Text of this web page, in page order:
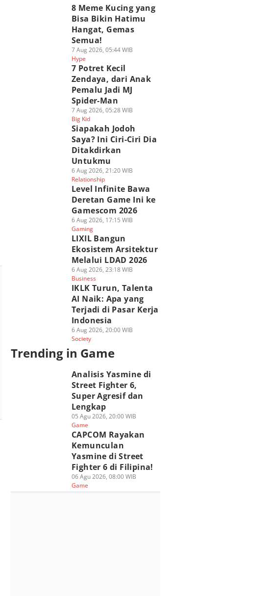
8 Meme Kucing yang
Bisa Bikin Hatimu
Hangat, Gemas
Semua!
7 Aug 2026, 05:44 WIB
Hype
7 Potret Kecil
Zendaya, dari Anak
Pemalu Jadi MJ
Spider-Man
7 Aug 2026, 05:28 WIB
Big Kid
Siapakah Jodoh
Saya? Ini Ciri-Ciri Dia
Ditakdirkan
Untukmu
6 Aug 2026, 21:20 WIB
Relationship
Level Infinite Bawa
Deretan Game Ini ke
Gamescom 2026
6 Aug 2026, 17:15 WIB
Gaming
LIXIL Bangun
Ekosistem Arsitektur
Melalui LDAD 2026
6 Aug 2026, 23:18 WIB
Business
IKLK Turun, Talenta
AI Naik: Apa yang
Terjadi di Pasar Kerja
Indonesia
6 Aug 2026, 20:00 WIB
Society
Trending in Game
Analisis Yasmine di
Street Fighter 6,
Super Agresif dan
Lengkap
05 Agu 2026, 20:00 WIB
Game
CAPCOM Rayakan
Kemunculan
Yasmine di Street
Fighter 6 di Filipina!
06 Agu 2026, 08:00 WIB
Game